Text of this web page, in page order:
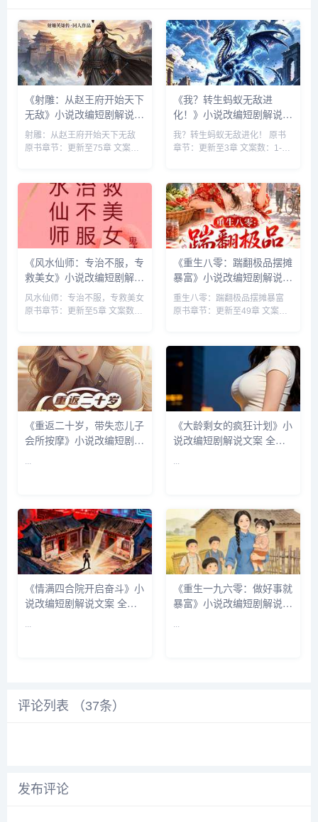
《射雕：从赵王府开始天下
无敌》小说改编短剧解说文
案 全网独家下载
射雕：从赵王府开始天下无敌
原书章节：更新至75章 文案
《我？转生蚂蚁无敌进
化！》小说改编短剧解说文
案 全网独家下载
我？转生蚂蚁无敌进化！ 原书
章节：更新至3章 文案数：1-10
《风水仙师：专治不服，专
救美女》小说改编短剧解说
文案 全网独家下载
风水仙师：专治不服，专救美女
原书章节：更新至5章 文案数：
kuaijieshuo.com...
《重生八零：踹翻极品摆摊
暴富》小说改编短剧解说文
案 全网独家下载
重生八零：踹翻极品摆摊暴富
原书章节：更新至49章 文案
《重返二十岁，带失恋儿子
会所按摩》小说改编短剧解
...
《大龄剩女的疯狂计划》小
说改编短剧解说文案 全网
...
《情满四合院开启奋斗》小
说改编短剧解说文案 全网
...
《重生一九六零：做好事就
暴富》小说改编短剧解说文
...
评论列表 （37条）
发布评论